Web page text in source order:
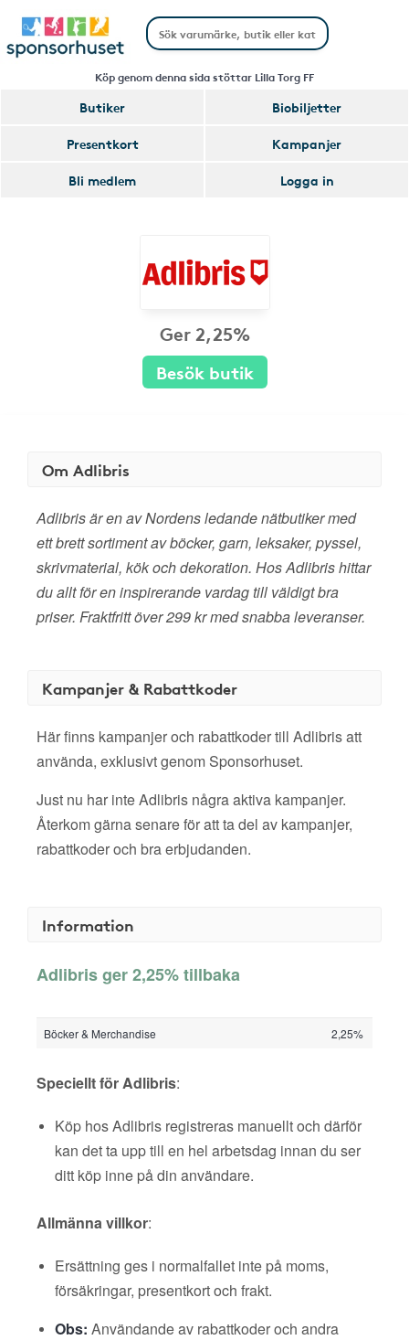
Köp genom denna sida stöttar Lilla Torg FF
Butiker
Biobiljetter
Presentkort
Kampanjer
Bli medlem
Logga in
Ger 2,25%
Besök butik
Om Adlibris
Adlibris är en av Nordens ledande nätbutiker med
ett brett sortiment av böcker, garn, leksaker, pyssel,
skrivmaterial, kök och dekoration. Hos Adlibris hittar
du allt för en inspirerande vardag till väldigt bra
priser. Fraktfritt över 299 kr med snabba leveranser.
Kampanjer & Rabattkoder
Här finns kampanjer och rabattkoder till Adlibris att
använda, exklusivt genom Sponsorhuset.
Just nu har inte Adlibris några aktiva kampanjer.
Återkom gärna senare för att ta del av kampanjer,
rabattkoder och bra erbjudanden.
Information
Adlibris ger 2,25% tillbaka
Böcker & Merchandise 2,25%
Speciellt för Adlibris:
Köp hos Adlibris registreras manuellt och därför
kan det ta upp till en hel arbetsdag innan du ser
ditt köp inne på din användare.
Allmänna villkor:
Ersättning ges i normalfallet inte på moms,
försäkringar, presentkort och frakt.
Obs: Användande av rabattkoder och andra